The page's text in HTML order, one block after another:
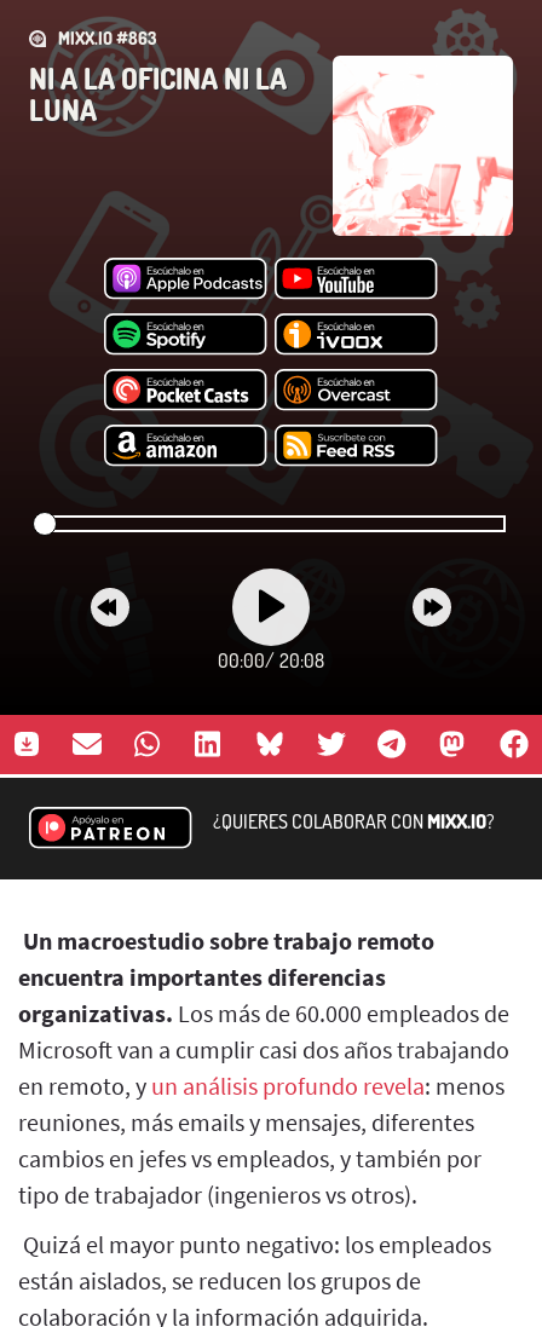
MIXX.IO #863
NI A LA OFICINA NI LA
LUNA
00:00/ 20:08
¿QUIERES COLABORAR CONMIXX.IO?
Un macroestudio sobre trabajo remoto
encuentra importantes diferencias
organizativas. Los más de 60.000 empleados de
Microsoft van a cumplir casi dos años trabajando
en remoto, y un análisis profundo revela: menos
reuniones, más emails y mensajes, diferentes
cambios en jefes vs empleados, y también por
tipo de trabajador (ingenieros vs otros).
Quizá el mayor punto negativo: los empleados
están aislados, se reducen los grupos de
colaboración y la información adquirida.